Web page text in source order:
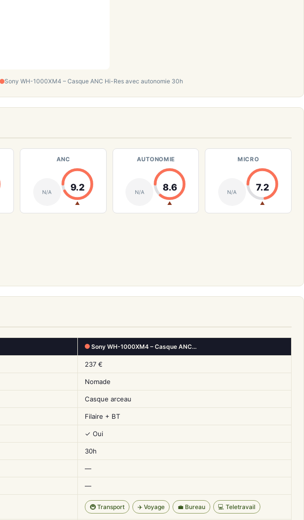
Sony WH-1000XM4 – Casque ANC Hi-Res avec autonomie 30h
ANC
N/A 9.2
▲
AUTONOMIE
N/A 8.6
▲
MICRO
N/A 7.2
▲
Sony WH-1000XM4 – Casque ANC…
237 €
Nomade
Casque arceau
Filaire + BT
✓ Oui
30h
—
—
🚇 Transport ✈️ Voyage 💼 Bureau 💻 Teletravail